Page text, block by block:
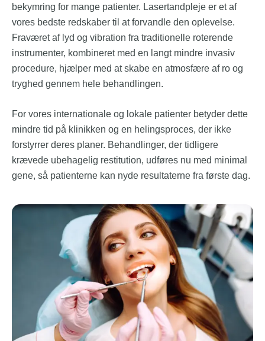
bekymring for mange patienter. Lasertandpleje er et af
vores bedste redskaber til at forvandle den oplevelse.
Fraværet af lyd og vibration fra traditionelle roterende
instrumenter, kombineret med en langt mindre invasiv
procedure, hjælper med at skabe en atmosfære af ro og
tryghed gennem hele behandlingen.
For vores internationale og lokale patienter betyder dette
mindre tid på klinikken og en helingsproces, der ikke
forstyrrer deres planer. Behandlinger, der tidligere
krævede ubehagelig restitution, udføres nu med minimal
gene, så patienterne kan nyde resultaterne fra første dag.